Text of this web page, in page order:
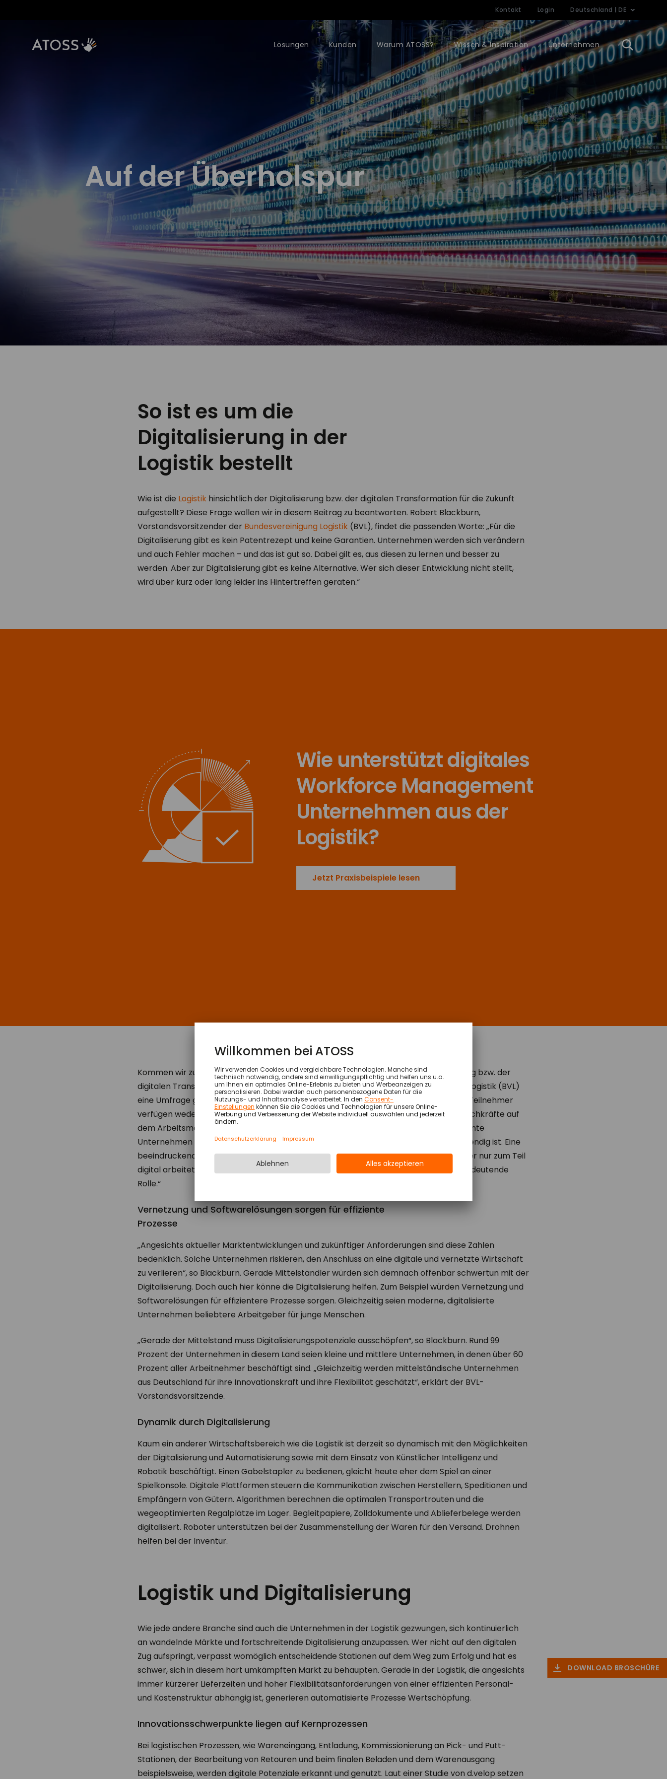
Kontakt Login Deutschland | DE
Lösungen Kunden Warum ATOSS? Wissen & Inspiration Unternehmen
Auf der Überholspur
So ist es um die
Digitalisierung in der
Logistik bestellt
Wie ist die Logistik hinsichtlich der Digitalisierung bzw. der digitalen Transformation für die Zukunft
aufgestellt? Diese Frage wollen wir in diesem Beitrag zu beantworten. Robert Blackburn,
Vorstandsvorsitzender der Bundesvereinigung Logistik (BVL), findet die passenden Worte: „Für die
Digitalisierung gibt es kein Patentrezept und keine Garantien. Unternehmen werden sich verändern
und auch Fehler machen – und das ist gut so. Dabei gilt es, aus diesen zu lernen und besser zu
werden. Aber zur Digitalisierung gibt es keine Alternative. Wer sich dieser Entwicklung nicht stellt,
wird über kurz oder lang leider ins Hintertreffen geraten.“
Wie unterstützt digitales
Workforce Management
Unternehmen aus der
Logistik?
Jetzt Praxisbeispiele lesen
Kommen wir zur Eingangsfrage zurück: Wie ist dieLogistikhinsichtlich der Digitalisierung bzw. der
digitalen Transformation für die Zukunft aufgestellt? Dazu hat die Bundesvereinigung Logistik (BVL)
eine Umfrage gemacht, die folgenden Trend hervorbrachte: „Mehr als ein Drittel der Teilnehmer
verfügen weder über ausreichend qualifiziertes Personal noch finden sie geeignete Fachkräfte auf
dem Arbeitsmarkt, um den Weg der Digitalisierung beschreiten zu können“. Jedes zehnte
Unternehmen glaubt sogar, dass die Digitalisierung in ihrem Unternehmen nicht notwendig ist. Eine
beeindruckende Zahl: „Rund 81 Prozent geben außerdem an, dass ihre Firma kaum oder nur zum Teil
digital arbeitet. In den meisten Betrieben spielen Papier und Telefon weiterhin eine bedeutende
Rolle.“
Vernetzung und Softwarelösungen sorgen für effiziente
Prozesse
„Angesichts aktueller Marktentwicklungen und zukünftiger Anforderungen sind diese Zahlen
bedenklich. Solche Unternehmen riskieren, den Anschluss an eine digitale und vernetzte Wirtschaft
zu verlieren“, so Blackburn. Gerade Mittelständler würden sich demnach offenbar schwertun mit der
Digitalisierung. Doch auch hier könne die Digitalisierung helfen. Zum Beispiel würden Vernetzung und
Softwarelösungen für effizientere Prozesse sorgen. Gleichzeitig seien moderne, digitalisierte
Unternehmen beliebtere Arbeitgeber für junge Menschen.
„Gerade der Mittelstand muss Digitalisierungspotenziale ausschöpfen“, so Blackburn. Rund 99
Prozent der Unternehmen in diesem Land seien kleine und mittlere Unternehmen, in denen über 60
Prozent aller Arbeitnehmer beschäftigt sind. „Gleichzeitig werden mittelständische Unternehmen
aus Deutschland für ihre Innovationskraft und ihre Flexibilität geschätzt“, erklärt der BVL-
Vorstandsvorsitzende.
Dynamik durch Digitalisierung
Kaum ein anderer Wirtschaftsbereich wie die Logistik ist derzeit so dynamisch mit den Möglichkeiten
der Digitalisierung und Automatisierung sowie mit dem Einsatz von Künstlicher Intelligenz und
Robotik beschäftigt. Einen Gabelstapler zu bedienen, gleicht heute eher dem Spiel an einer
Spielkonsole. Digitale Plattformen steuern die Kommunikation zwischen Herstellern, Speditionen und
Empfängern von Gütern. Algorithmen berechnen die optimalen Transportrouten und die
wegeoptimierten Regalplätze im Lager. Begleitpapiere, Zolldokumente und Ablieferbelege werden
digitalisiert. Roboter unterstützen bei der Zusammenstellung der Waren für den Versand. Drohnen
helfen bei der Inventur.
Logistik und Digitalisierung
Wie jede andere Branche sind auch die Unternehmen in der Logistik gezwungen, sich kontinuierlich
an wandelnde Märkte und fortschreitende Digitalisierung anzupassen. Wer nicht auf den digitalen
Zug aufspringt, verpasst womöglich entscheidende Stationen auf dem Weg zum Erfolg und hat es
schwer, sich in diesem hart umkämpften Markt zu behaupten. Gerade in der Logistik, die angesichts
immer kürzerer Lieferzeiten und hoher Flexibilitätsanforderungen von einer effizienten Personal-
und Kostenstruktur abhängig ist, generieren automatisierte Prozesse Wertschöpfung.
Innovationsschwerpunkte liegen auf Kernprozessen
Bei logistischen Prozessen, wie Wareneingang, Entladung, Kommissionierung an Pick- und Putt-
Stationen, der Bearbeitung von Retouren und beim finalen Beladen und dem Warenausgang
beispielsweise, werden digitale Potenziale erkannt und genutzt. Laut einer Studie von d.velop setzen
DOWNLOAD BROSCHÜRE